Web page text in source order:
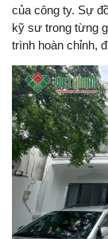
của công ty. Sự
kỹ sư trong từng
trình hoàn chỉnh,